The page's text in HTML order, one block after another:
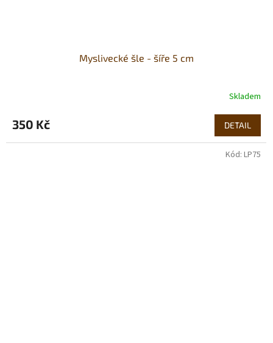
Myslivecké šle - šíře 5 cm
Skladem
350 Kč DETAIL
Kód: LP75